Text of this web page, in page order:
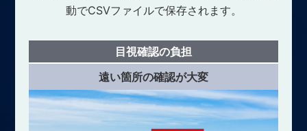
動でCSVファイルで保存されます。
目視確認の負担
遠い箇所の確認が大変